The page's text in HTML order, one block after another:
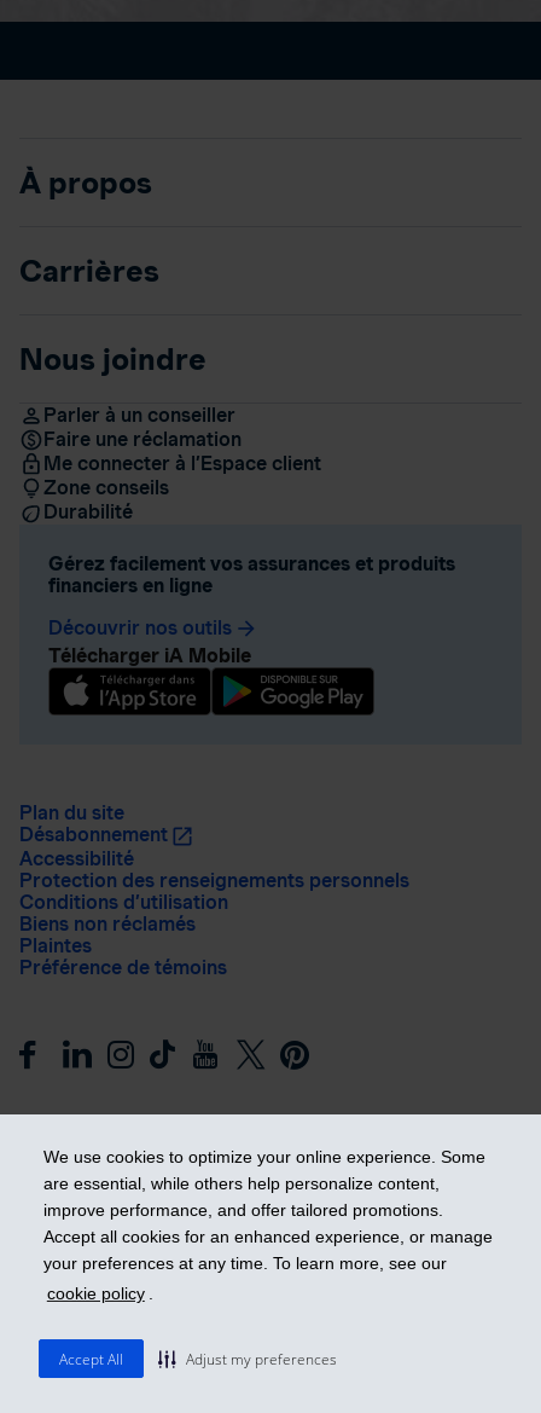
We use cookies to optimize your online experience. Some
are essential, while others help personalize content,
improve performance, and offer tailored promotions.
Accept all cookies for an enhanced experience, or manage
your preferences at any time. To learn more, see our
cookie policy .
Accept All Adjust my preferences
À propos
Carrières
Nous joindre
Parler à un conseiller
Faire une réclamation
Me connecter à l’Espace client
Zone conseils
Durabilité
Gérez facilement vos assurances et produits
financiers en ligne
Découvrir nos outils arrow_forward
Télécharger iA Mobile
Plan du site
Désabonnement
Accessibilité
Protection des renseignements personnels
Conditions d’utilisation
Biens non réclamés
Plaintes
Préférence de témoins
Prendre les devants